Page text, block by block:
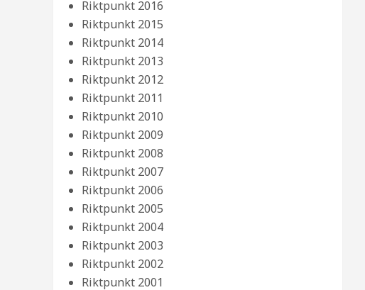
Riktpunkt 2016
Riktpunkt 2015
Riktpunkt 2014
Riktpunkt 2013
Riktpunkt 2012
Riktpunkt 2011
Riktpunkt 2010
Riktpunkt 2009
Riktpunkt 2008
Riktpunkt 2007
Riktpunkt 2006
Riktpunkt 2005
Riktpunkt 2004
Riktpunkt 2003
Riktpunkt 2002
Riktpunkt 2001